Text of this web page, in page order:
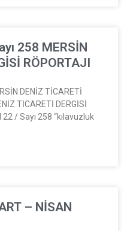
258 MERSİN
RÖPORTAJI
DENİZ TİCARETİ
TİCARETİ DERGİSİ
/ Sayı 258 “kılavuzluk
– NİSAN